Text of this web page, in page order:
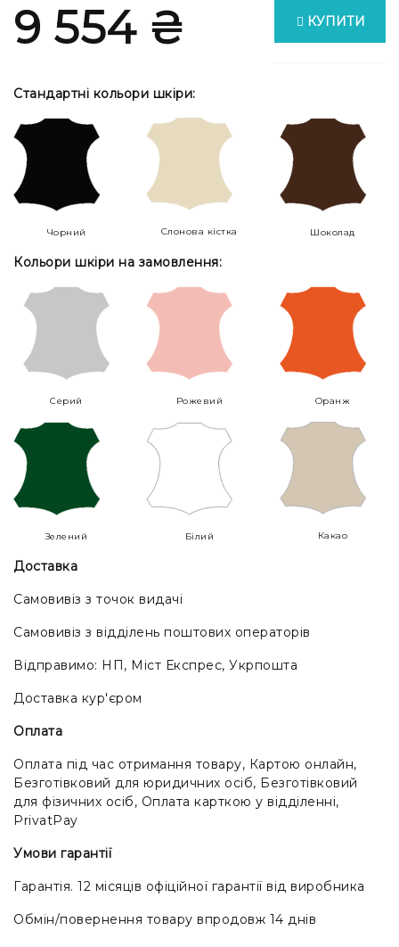
9 554 ₴ КУПИТИ
Стандартні кольори шкіри:
Чорний Слонова кістка Шоколад
Кольори шкіри на замовлення:
Серий Рожевий Оранж
Зелений Білий Какао
Доставка
Самовивіз з точок видачі
Самовивіз з відділень поштових операторів
Відправимо: НП, Міст Експрес, Укрпошта
Доставка кур'єром
Оплата
Оплата під час отримання товару, Картою онлайн,
Безготівковий для юридичних осіб, Безготівковий
для фізичних осіб, Оплата карткою у відділенні,
PrivatPay
Умови гарантії
Гарантія. 12 місяців офіційної гарантії від виробника
Обмін/повернення товару впродовж 14 днів